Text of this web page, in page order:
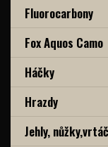
Fluorocarbony
Fox Aquos Camo
Háčky
Hrazdy
Jehly,